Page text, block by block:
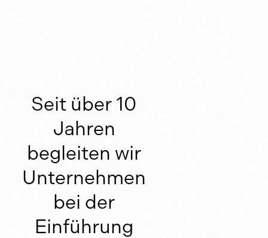
Seit über 10
Jahren
begleiten wir
Unternehmen
bei der
Einführung